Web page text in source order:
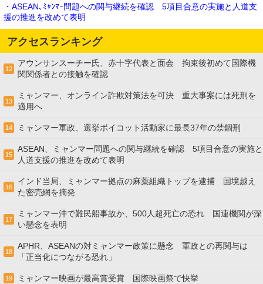
・ASEAN､ﾐｬﾝﾏｰ問題への関与継続を確認 5項目合意の実施と人道支
援の推進を改めて表明
アクセスランキング
12
アウンサンスーチー氏、赤十字代表と面会 拘束後初めて国際機
関関係者との接触を確認
13
ミャンマー、オンライン詐欺対策法を可決 重大事案には死刑を
適用へ
14 ミャンマー軍政、選挙ボイコット活動家に最長37年の禁錮刑
15
ASEAN、ミャンマー問題への関与継続を確認 5項目合意の実施と
人道支援の推進を改めて表明
16
インド当局、ミャンマー拠点の麻薬組織トップを逮捕 国境越え
た密売網を摘発
17
ミャンマー沖で難民船事故か、500人超死亡の恐れ 国連機関が深
い懸念を表明
18
APHR、ASEANの対ミャンマー政策に懸念 軍政との再関与は
「正当化につながる恐れ」
19 ミャンマー映画が最高賞受賞 国際映画祭で快挙